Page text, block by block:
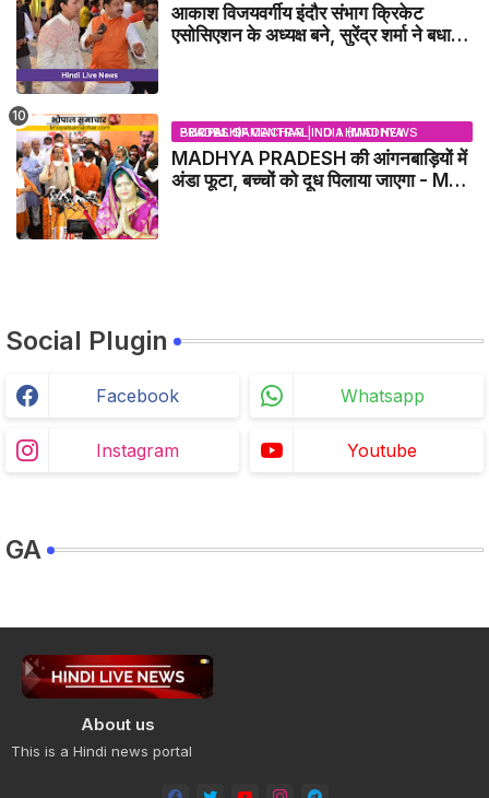
आकाश विजयवर्गीय इंदौर संभाग क्रिकेट
एसोसिएशन के अध्यक्ष बने, सुरेंद्र शर्मा ने बधाई
BHOPAL SAMACHAR | NO 1 HINDI NEWS PORTAL OF CENTRAL INDIA (MADHYA PRADESH)
MADHYA PRADESH की आंगनबाड़ियों में
अंडा फूटा, बच्चों को दूध पिलाया जाएगा - MP
Social Plugin
Facebook Whatsapp
Instagram Youtube
GA
About us
This is a Hindi news portal